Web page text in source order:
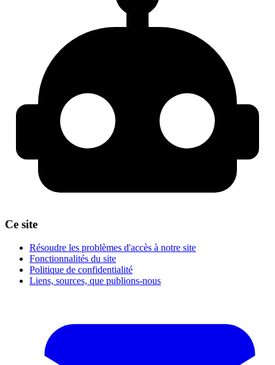
Ce site
Résoudre les problèmes d'accès à notre site
Fonctionnalités du site
Politique de confidentialité
Liens, sources, que publions-nous